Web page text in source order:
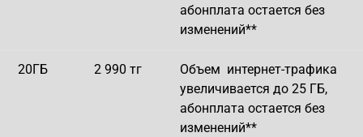
абонплата остается без
изменений**
20ГБ 2 990 тг
Объем интернет-трафика
увеличивается до 25 ГБ,
абонплата остается без
изменений**